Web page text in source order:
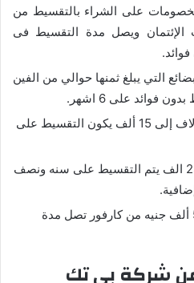
على الشراء بالتقسيط من
ويصل مدة التقسيط فى
التي يبلغ ثمنها حوالي من الفين
البضائع التي تمنها من 5 آلاف إلى 15 ألف يكون التقسيط على
الاجهزه من 15 الف إلى 25 الف يتم التقسيط على سنه ونصف
إذا قمت بالشراء بمبلغ 50 ألف جنيه من كارفور تصل مدة
شركة بي تك